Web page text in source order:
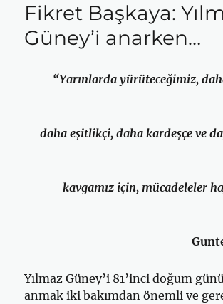
Fikret Başkaya:
Güney’i anarken…
“Yarınlarda yürüteceğimiz,
daha eşitlikçi, daha kardeşçe ve
kavgamız için, mücadeleler
Gunter
Yılmaz Güney’i 81’inci doğum
anmak iki bakımdan önemli ve